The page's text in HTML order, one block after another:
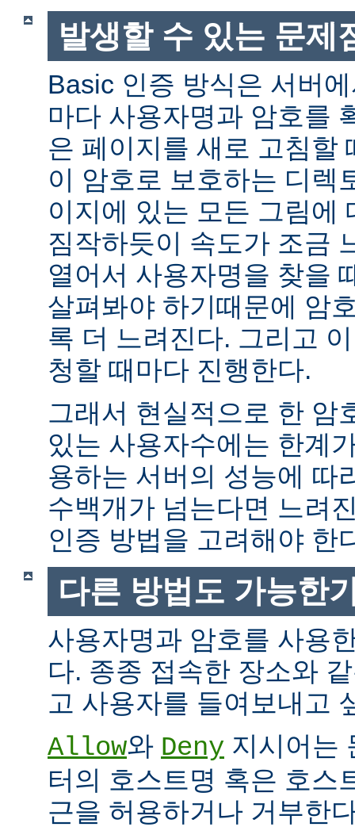
발생할 수 있는 문제
Basic 인증 방식은 서버
마다 사용자명과 암호를
은 페이지를 새로 고침할
이 암호로 보호하는 디렉
이지에 있는 모든 그림에
짐작하듯이 속도가 조금
열어서 사용자명을 찾을
살펴봐야 하기때문에 암
록 더 느려진다. 그리고
청할 때마다 진행한다.
그래서 현실적으로 한 암
있는 사용자수에는 한계
용하는 서버의 성능에 따
수백개가 넘는다면 느려
인증 방법을 고려해야 한
다른 방법도 가능한
사용자명과 암호를 사용
다. 종종 접속한 장소와
고 사용자를 들여보내고
Allow와 Deny 지시어는
터의 호스트명 혹은 호스
근을 허용하거나 거부한